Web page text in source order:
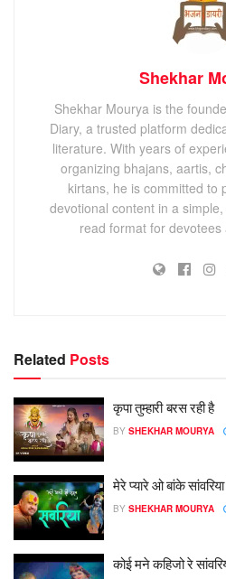
Shekhar
Shekhar Mourya is the
Diary, a trusted platform
literature. With years of
organizing bhajans, aartis,
kirtans, he is committed to
devotional content in a
read format for
Related Posts
कृपा तुम्हारी बरस रही है
BY SHEKHAR MOURYA
मेरे प्यारे ओ बांके
BY SHEKHAR MOURYA
कोई मने कहिजो रे